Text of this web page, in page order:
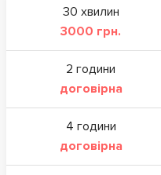
30 хвилин
3000 грн.
2 години
договірна
4 години
договірна